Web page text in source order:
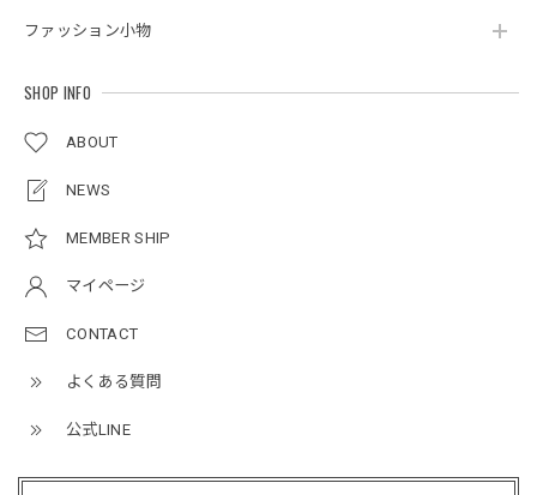
ファッション小物
SHOP INFO
ABOUT
NEWS
MEMBER SHIP
マイページ
CONTACT
よくある質問
公式LINE
ボタンアクセント ポロシャツ / Button Accent Polo Shirt
2025/12/24